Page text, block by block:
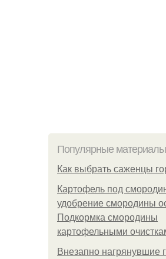
Популярные материалы
Как выбрать саженцы
Картофель под
удобрение смородины
Подкормка смородины
картофельными
Внезапно нагрянувшие